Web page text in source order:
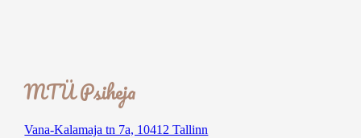
MTÜ Psiheja
Vana-Kalamaja tn 7a, 10412 Tallinn